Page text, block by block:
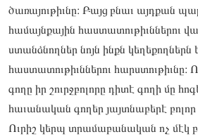
ծառայութիւնը։ Բայց բնաւ այդքան
համայնքային հաստատութիւններու
ստանձնողներ նոյն ինքն կեղեքողներն
հաստատութիւններու հարստութիւնը։
գողը իր շուրջբոլորը դիտէ գողի մը
հաւանական գողեր յայտնաբերէ բոլոր
Ուրիշ կերպ տրամաբանական ոչ մէկ